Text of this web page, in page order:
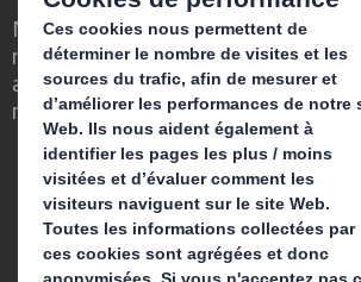
Nous faisons la différence parce que
nous avons su voir en quoi l'emballage
avait un rôle important à jouer dans le
monde qui nous entoure.
Qui sommes-nous
A propos